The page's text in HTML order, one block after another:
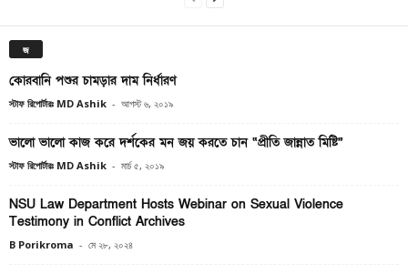
জ
কোরবানি পশুর চামড়ার দাম নির্ধারণ
স্টাফ রিপোর্টারঃ MD Ashik - আগস্ট ৬, ২০১৯
ভালো ভালো কাজ করে দর্শকের মন জয় করতে চান “প্রীতি জান্নাত মিষ্টি”
স্টাফ রিপোর্টারঃ MD Ashik - মার্চ ৫, ২০১৯
NSU Law Department Hosts Webinar on Sexual Violence
Testimony in Conflict Archives
B Porikroma - মে ২৮, ২০২৪